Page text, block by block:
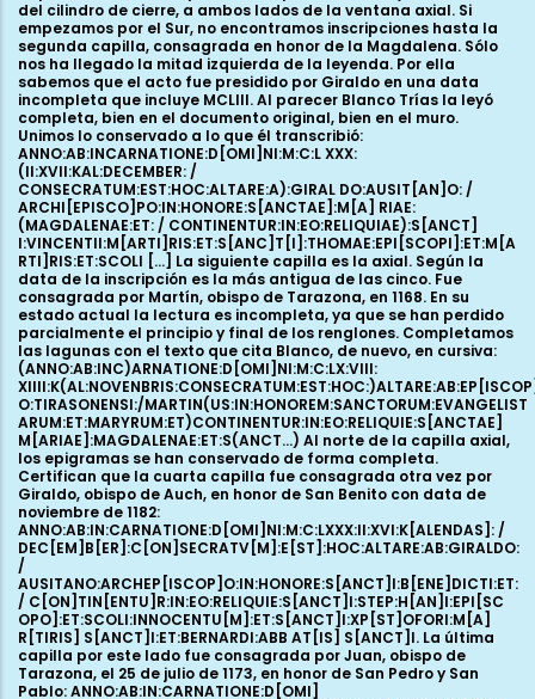
II:XVI:K[ALENDAS]: / DEC[EM]B[ER]:C[ON]SECRATV[M]:E[ST]:HOC:ALTARE:AB:GIRALDO: / AUSITANO:ARCHEP[ISCOP]O:IN:HONORE:S[ANCT]I:B[ENE]DICTI:ET: / C[ON]TIN[ENTU]R:IN:EO:RELIQUIE:S[ANCT]I:STEP:H[AN]I:EPI[SC OPO]:ET:SCOLI:INNOCENTU[M]:ET:S[ANCT]I:XP[ST]OFORI:M[A] R[TIRIS] S[ANCT]I:ET:BERNARDI:ABB AT[IS] S[ANCT]I. La última capilla por este lado fue consagrada por Juan, obispo de Tarazona, el 25 de julio de 1173, en honor de San Pedro y San Pablo: ANNO:AB:IN:CARNATIONE:D[OMI] NI:M:C:LXX:III:VIII:K[A]L[ENDAS]:AUGUSTI: / C[ON]SEC[RA]TU[M] :E[ST]:HOC:ALTARE:A:JOANNES:EPI[SCOPO]:TIRASONENSI:IN:HON ORE:S[ANCT]I:AP[OS]TOLI:PETRI:ET:PAULI:ET:CONT[INENTUR:IN:E O:RELIQUIAE:...] ET:ALIORUM [...] Blanco Trías cita un epigrama más, que leyó en el muro de la primera capilla por el lado sur, la que en la actualidad no conserva resto alguno de la inscripción: (ANNO:AB:INCARNATIONE:D[OMI]NI:M:C:LXX:III:V:KAL[ENDA S]:MAJII:CONSECRATUM: / EST:HOC:ALTARE:A:JOANNE:EPI[SCOPO]:T IRASONENSI:IN:HONOREM:S[AN]CTI: / JOANNIS:ET:CONTINENTUR:IN EO:RELIQUIAE[...]ET:ALIORUM: / QUORUNDAM...) Por último, ya se ha apuntado que el mismo autor recoge la noticia de que durante la revisión de altares realizada por el abad Lope Marco en el siglo XVI, el propio prelado constató que Juan, obispo de Tarazona, había consagrado, también un 25 de junio de 1178, la capilla del crucero sur en honor a San Miguel. Si el corpus epigráfico de la corona de capillas de la girola abarca de 1168 a 1182, en lo que podemos considerar la primera fase constructiva del edificio, la leyenda pintada sobre los cuatro soportes centrales de la capilla mayor es el testimonio escrito que cierra su proceso constructivo. Es más larga y detallada. Se lee por renglones, de tal forma que para concluir la primera línea de texto debemos leer uno tras otro su contenido en cada pilar. A lo largo de seis líneas narra la ceremonia solemne, realizada el 15 de noviembre de 1248, por la cual se dedicó el monasterio y se consagró su altar mayor en honor de la Virgen María. El acto fue oficiado por Aznar, obispo de Calahorra, y a él asistieron García, obispo de Tarazona, Rogelio, abad de l´Escale-Dieu y ocho abades más. Además del propio interés del contenido de la inscripción, en esta ocasión conservamos también el documento original del acta de consagración (regesta y análisis publicados por Javier Cañada Cabanes). La inscripción es una copia literal del acta, por lo que constatamos, al menos en este caso, la completa identidad de actas documentales e inscripciones pintadas. LA IGLESIA ABACIAL Si nos situamos en el interior del templo, sobre la escalinata del tramo de los pies, y contemplamos en la distancia el altar mayor de Santa María de Veruela, adquirimos la conciencia de vivir un volumen construido de vigorosa plasticidad e intensamente solemne. Las sucesiones de arcos y tramos, jerarquizadas por un orden tan patente como invisible, nos llevan hacia la cabecera y su luz cenital, hacia la girola y sus penumbras, siguiendo un impulso casi litúrgico, que nos hace pasar de una capilla a otra hasta completar el recorrido de nuevo en las naves. Domina el orden, el equilibrio y la composición de las partes, en una sintonía que hace de la armonía un ejercicio de unidad proporcional. ¿Son sensaciones propias de un público avisado o responden verdaderamente a una sistemática concepción armónica de las partes? O, formulada la cuestión de otra manera, esa sensación de solemnidad y equilibrio atemporal, ¿está dentro o fuera de nosotros? Hace unos años, María Luisa López Sardá concretó las complejas analogías e interrelaciones numéricas de las que parten tanto la composición planimétrica del edificio como los alzados y las cotas de sus naves y bóvedas. Las conclusiones son convincentes y aleccionandoras. La abacial de Veruela es una compleja estructura diseñada a partir de las referencias métricas buriladas bajo una de las ventanas de la sala capitular. Esta piedra de mesura, estudiada por Lloveras, nos da la clave para interpretar las principales medidas de la planta y los alzados. El pie pequeño, en torno a 18 cm, el mediano, de unos 23,5 cm, y el grande de 25 cm van a servir de patrón para todas las medidas. Junto a los tres pies de medida, la losa lleva grabadas la escuadra como aparejo de construcción y la vescica como instrumento proyectual. En consecuencia, la definición concreta de la planta y los alzados desvela una compleja y premeditada composición, que parte de los juegos numéricos, la proporción aurea y las escalas armónicas. Arte para un espacio excepcional, un amplificador pétreo para las oraciones de los monjes. Una arquitectura para las almas, un arte mediador entre el cielo y la tierra. Efectivamente, las dimensiones del edificio son imponentes: la longitud total se acerca a los 80 m, por 32 para el crucero; nave central, transepto y capilla mayor se erigen con una luz que supera los 9 m. La girola es más angosta, con 2,4 m entre pilares; las naves laterales casi duplican su anchura con 4,5 m. Por último, las alturas de las bóvedas alcanzan los 18 m para la nave central, por 9 para las laterales. A simple vista, estos datos, sólo orientivos, nos sirven para valorar tanto el empeño del edificio, como las relaciones proporporcionales y armónicas que generan planta y alzados. Especialmente la relación 1:2, tan apreciada por los constructores del Císter, determina las alturas y anchuras de naves y arcos. Quizá sea la cabecera la parte más compleja y peculiar del edificio. Está formada por un gran presbiterio, dividido en dos tramos: el anteábside rectangular y el hemiciclo de cierre. Sus ocho soportes arman el muro mediante siete arcos apuntados que se abren a la girola y a su corona de capillas radiales. Como el presbiterio se monta sobre un podio escalonado, el pavimento del deambulatorio se fija casi un metro por debajo. A su vez, también se articula mediante siete tramos, rectangulares en cada una de las embocaduras y trapezoidales para el resto. Precisamente son éstos los que acogen el engarce con cada una de las capillas radiales, todas iguales, todas tangentes, todas articuladas de nuevo con anteábside rectangular y hemiciclo ligeramente más estrecho. A ellas se asocian las otras dos capillas abiertas al crucero. Su altura es la misma que la del deambulatorio; sus dimensiones coinciden con las radiales. Quizá sea el engarce de toda esta parte del proyecto el elemento más significativo de su diseño. El maestro consigue uniformizar los volúmenes de las siete capillas, obteniendo así un aprovechamiento intensivo de las posibilidades que le daba una articulación con girola. Fitero, al ampliar el crucero en un tramo más, erigirá siete capillas; La Oliva, con una cabecera en batería, sólo erigirá cuatro. La liturgia cisterciense potenciaba la construcción de numerosas capillas y altares. Quizá ésa sea la idea que subyace bajo el diseño de girola y capillas. Los alzados de los tres volúmenes consiguientes establecen una relación admirable. En primer lugar presentan una evidente jerarquía escalonada, que será patente al exterior: por encima el altar mayor, en medio la girola, por debajo los ábsides radiales. Despúes sorprende el matizado juego de luces y compartimentaciones espaciales. Así, deslumbra la capilla mayor con su volumen amplio, diáfano y luminoso; la girola, por su parte, aparece angosta y relativamente oscura, casi como un intinerario iniciático, íntimo frente a la solemnidad del presbiterio. En este ambiente de penumbra las capillas adquieren cierta autonomía, subrayada por el sobrio amueblamiento pétreo felizmente conservado. Y es que cada capilla conserva su mesa de altar románica, junto a las credencias y los lavamanos con desagüe exterior. Este amueblamiento, de rango monumental, señala el empeño y recursos con el que se afrontan las primeras fases constructivas. Ya el propio George Street, en su estudio publicado en 1865, percibió la relevancia y peculiaridad de estos elementos. Quizá la mesa de altar más bella es la de la primera capilla al norte de la axial. Los cinco capiteles de las columnillas que la sostienen muestran capiteles de copas altas y cónicas, con motivos muy estilizados, inspirados en hojas lancetadas o hendidas que nacen de los collarinos. Son motivos que luego veremos también en algunos de los capiteles de los soportes. Y es que uno de los aspectos más sorprendentes de las capillas radiales es que se conservan tal y como se construyeron, incluso con el pavimento de losas de piedra original, incluso con las epigrafías pintadas. Trasmiten una intensa sensación de solidez, que aproxima la arquitectua construida al concepto de cueva refugio. En sus pequeñas dimensiones (4 m de anchura por 3 m de profundidad) destacan la regularidad y tamaño de los sillares del muro, inversamente proporcionales al tamaño de la ventana, muy contenido. La embocadura va armada con un poderoso arco de medio punto que anuncia el cañón del anteábside; para el hemiciclo se monta la correspondiente bóveda de horno. Muros y bóvedas llevan una imposta con molduras intermintentes de palmetas y tallos ondulantes. Lo curioso es que esta imposta monta piezas labradas mezcladas con otras lisas, sin aparente ordenación. Aparece completa sólo en la capilla axial; decora el anteábside de la siguiente hacia el Norte y los ángulos del hemiciclo en la última por ese lado. Por el otro, el primero lleva la moldura en los ángulos y parte del hemiciclo; y por último el siguiente, otra vez junto al axial, en los ángulos y el lado norte del anteábside. Como hemos visto, la girola es un espacio angosto y algo más alto que las capillas. Esa diferencia de altura tiene una evidente justificación práctica: acoger sobre la rosca de cada embocadura una ventana abocinada y de medio punto, de dimensiones parecidas a las de las capillas. Su aporte lumínico es imprescindible para que el deambulatorio sea practicable. El paramento en el que se centran es liberado gracias a la incorporación de bóvedas de arcos cruz